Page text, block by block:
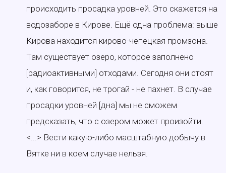
происходить просадка уровней. Это скажется на
водозаборе в Кирове. Ещё одна проблема: выше
Кирова находится кирово-чепецкая промзона.
Там существует озеро, которое заполнено
[радиоактивными] отходами. Сегодня они стоят
и, как говорится, не трогай - не пахнет. В случае
просадки уровней [дна] мы не сможем
предсказать, что с озером может произойти.
<...> Вести какую-либо масштабную добычу в
Вятке ни в коем случае нельзя.